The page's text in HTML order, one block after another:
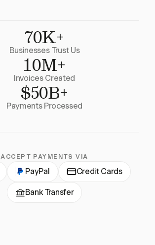
70K+
Businesses Trust Us
10M+
Invoices Created
$50B+
Payments Processed
ACCEPT PAYMENTS VIA
PayPal Credit Cards
Bank Transfer